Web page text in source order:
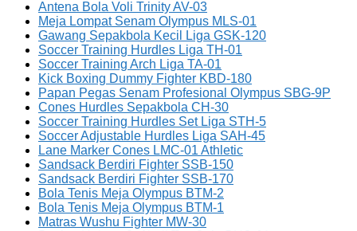
Antena Bola Voli Trinity AV-03
Meja Lompat Senam Olympus MLS-01
Gawang Sepakbola Kecil Liga GSK-120
Soccer Training Hurdles Liga TH-01
Soccer Training Arch Liga TA-01
Kick Boxing Dummy Fighter KBD-180
Papan Pegas Senam Profesional Olympus SBG-9P
Cones Hurdles Sepakbola CH-30
Soccer Training Hurdles Set Liga STH-5
Soccer Adjustable Hurdles Liga SAH-45
Lane Marker Cones LMC-01 Athletic
Sandsack Berdiri Fighter SSB-150
Sandsack Berdiri Fighter SSB-170
Bola Tenis Meja Olympus BTM-2
Bola Tenis Meja Olympus BTM-1
Matras Wushu Fighter MW-30